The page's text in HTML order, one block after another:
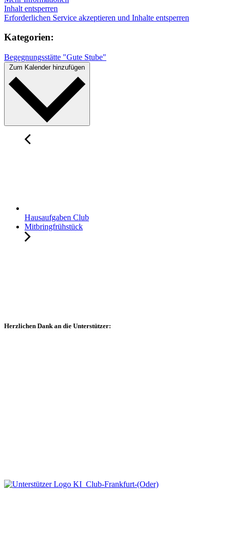
Inhalt entsperren
Erforderlichen Service akzeptieren und Inhalte entsperren
Kategorien:
Begegnungsstätte "Gute Stube"
Hausaufgaben Club
Mitbringfrühstück
Herzlichen Dank an die Unterstützer: